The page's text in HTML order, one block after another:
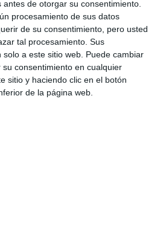
de otorgar su consentimiento.
procesamiento de sus datos
de su consentimiento, pero usted
tal procesamiento. Sus
a este sitio web. Puede cambiar
consentimiento en cualquier
sitio y haciendo clic en el botón
de la página web.